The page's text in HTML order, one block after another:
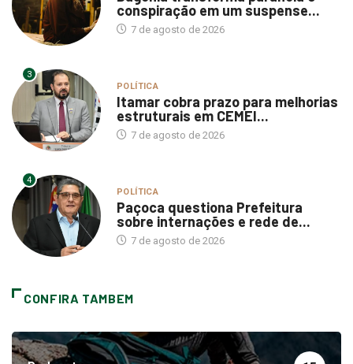
conspiração em um suspense...
7 de agosto de 2026
3
POLÍTICA
Itamar cobra prazo para melhorias
estruturais em CEMEI...
7 de agosto de 2026
4
POLÍTICA
Paçoca questiona Prefeitura
sobre internações e rede de...
7 de agosto de 2026
CONFIRA TAMBEM